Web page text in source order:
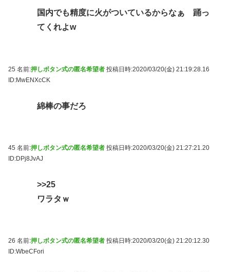
国内でも精度に火がついているからなぁ 踊っ
てくれよw
25 名前:押しボタン式の匿名希望者 投稿日時:2020/03/20(金) 21:19:28.16
ID:MwENXcCK
綿棒の事だろ
45 名前:押しボタン式の匿名希望者 投稿日時:2020/03/20(金) 21:27:21.20
ID:DPj8JvAJ
>>25
ワラタｗ
26 名前:押しボタン式の匿名希望者 投稿日時:2020/03/20(金) 21:20:12.30
ID:WbeCFori